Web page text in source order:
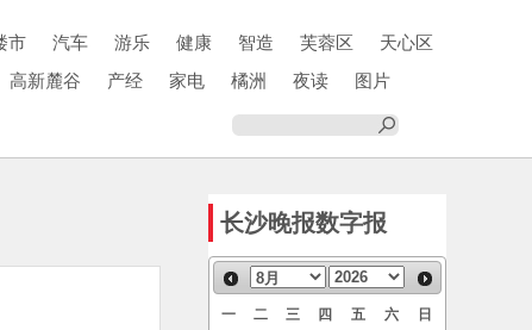
市 汽车 游乐 健康 智造 芙蓉区
天心区
高新麓谷 产经 家电 橘洲 夜读
图片
长沙晚报数字报
一 二 三 四 五 六 日